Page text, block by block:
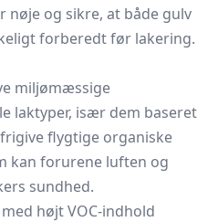
nøje og sikre, at både gulv
forberedt før lakering.
miljømæssige
laktyper, især dem baseret
flygtige organiske
kan forurene luften og
sundhed.
højt VOC-indhold